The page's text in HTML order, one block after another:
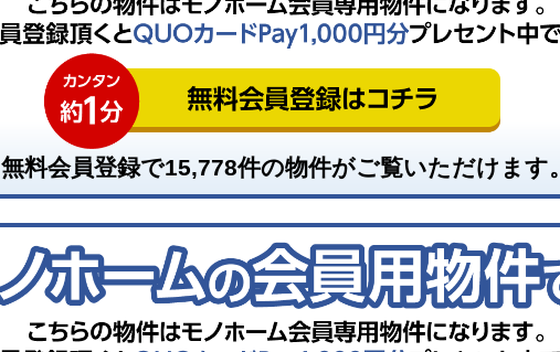
無料会員登録で15,778件の物件がご覧いただけます。